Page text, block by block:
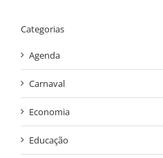
Categorias
Agenda
Carnaval
Economia
Educação